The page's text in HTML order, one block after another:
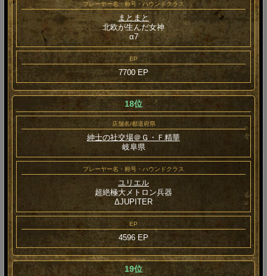
プレーヤー名・称号・ハウンドクラス
まとまと
北欧が生んだ女神
α7
EP
7700 EP
18位
店舗名/都道府県
紳士の社交場＠Ｇ・Ｆ精華
岐阜県
プレーヤー名・称号・ハウンドクラス
ユリエル
超絶極大メトロン兵器
ΔJUPITER
EP
4596 EP
19位